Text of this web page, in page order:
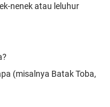
nenek atau leluhur
(misalnya Batak Toba,